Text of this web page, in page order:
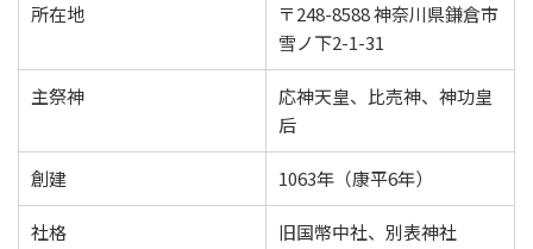
所在地
〒248-8588 神奈川県鎌倉市
雪ノ下2-1-31
主祭神
応神天皇、比売神、神功皇
后
創建 1063年（康平6年）
社格 旧国幣中社、別表神社